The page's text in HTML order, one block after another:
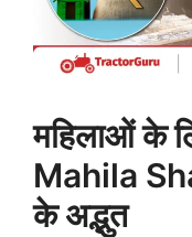
महिलाओं के
Mahila
के अद्भुत